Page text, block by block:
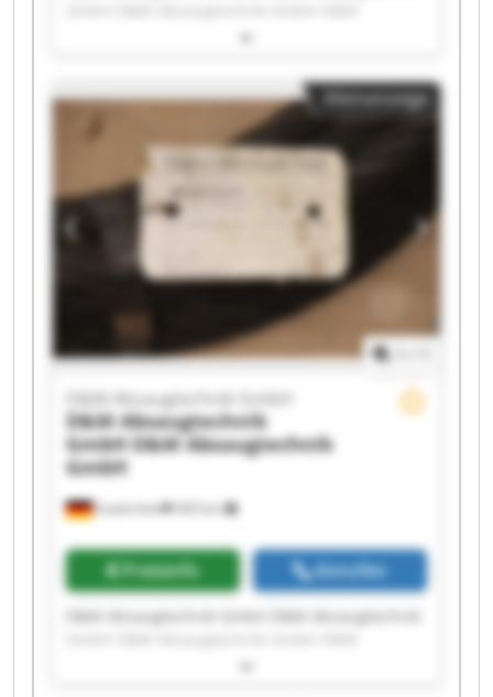
Absaugtechnik GmbH D&M Absaugtechnik
Absaugtechnik GmbH D&M Absaugtechnik
GmbH D&M Absaugtechnik GmbH D&M
Absaugtechnik GmbH D&M Absaugtechnik
GmbH D&M Absaugtechnik GmbH D&M
Absaugtechnik GmbH D&M Absaugtechnik
GmbH D&M Absaugtechnik GmbH D&M
Absaugtechnik GmbH D&M Absaugtechnik
GmbH D&M Absaugtechnik GmbH D&M
Absaugtechnik GmbH D&M Absaugtechnik
Kleinanzeige
Euskirchen 443 km
D&M Absaugtechnik GmbH
D&M Absaugtechnik
GmbH D&M Absaugtechnik
GmbH
Preisinfo Anrufen
D&M Absaugtechnik GmbH D&M Absaugtechnik
Absaugtechnik GmbH D&M Absaugtechnik